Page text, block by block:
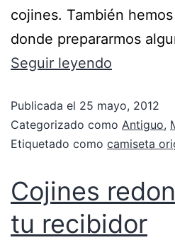
cojines. También
donde prepararmos
Seguir leyendo
Publicada el 25 mayo, 2012
Categorizado como Antiguo,
Etiquetado como camiseta
Cojines
tu recibidor